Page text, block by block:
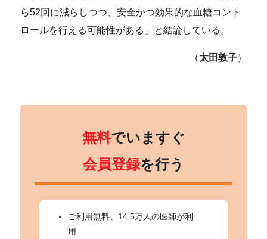
ら52回に減らしつつ、安全かつ効果的な血糖コント
ロールを行える可能性がある」と結論している。
（太田敦子）
無料でいますぐ
会員登録を行う
ご利用無料、14.5万人の医師が利
用